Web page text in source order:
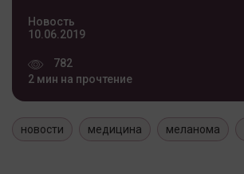
Новость
10.06.2019
782
2 мин на прочтение
новости медицина меланома